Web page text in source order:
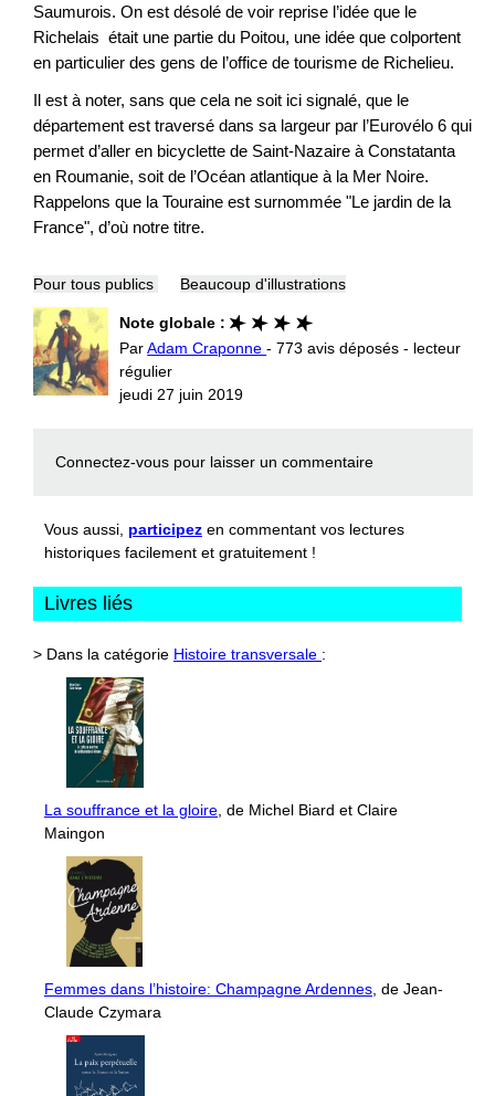
Saumurois. On est désolé de voir reprise l’idée que le
Richelais était une partie du Poitou, une idée que colportent
en particulier des gens de l’office de tourisme de Richelieu.
Il est à noter, sans que cela ne soit ici signalé, que le
département est traversé dans sa largeur par l’Eurovélo 6 qui
permet d’aller en bicyclette de Saint-Nazaire à Constatanta
en Roumanie, soit de l’Océan atlantique à la Mer Noire.
Rappelons que la Touraine est surnommée "Le jardin de la
France", d’où notre titre.
Pour tous publics Beaucoup d'illustrations
Note globale :
ParAdam Craponne- 773 avis déposés - lecteur
régulier
jeudi 27 juin 2019
Connectez-vous pour laisser un commentaire
Vous aussi, participez en commentant vos lectures
historiques facilement et gratuitement !
Livres liés
> Dans la catégorie Histoire transversale :
La souffrance et la gloire, de Michel Biard et Claire
Maingon
Femmes dans l’histoire: Champagne Ardennes, de Jean-
Claude Czymara